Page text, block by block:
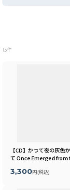
13件
【CD】かつて夜の灰色
て Once Emerged from
3,300円(税込)